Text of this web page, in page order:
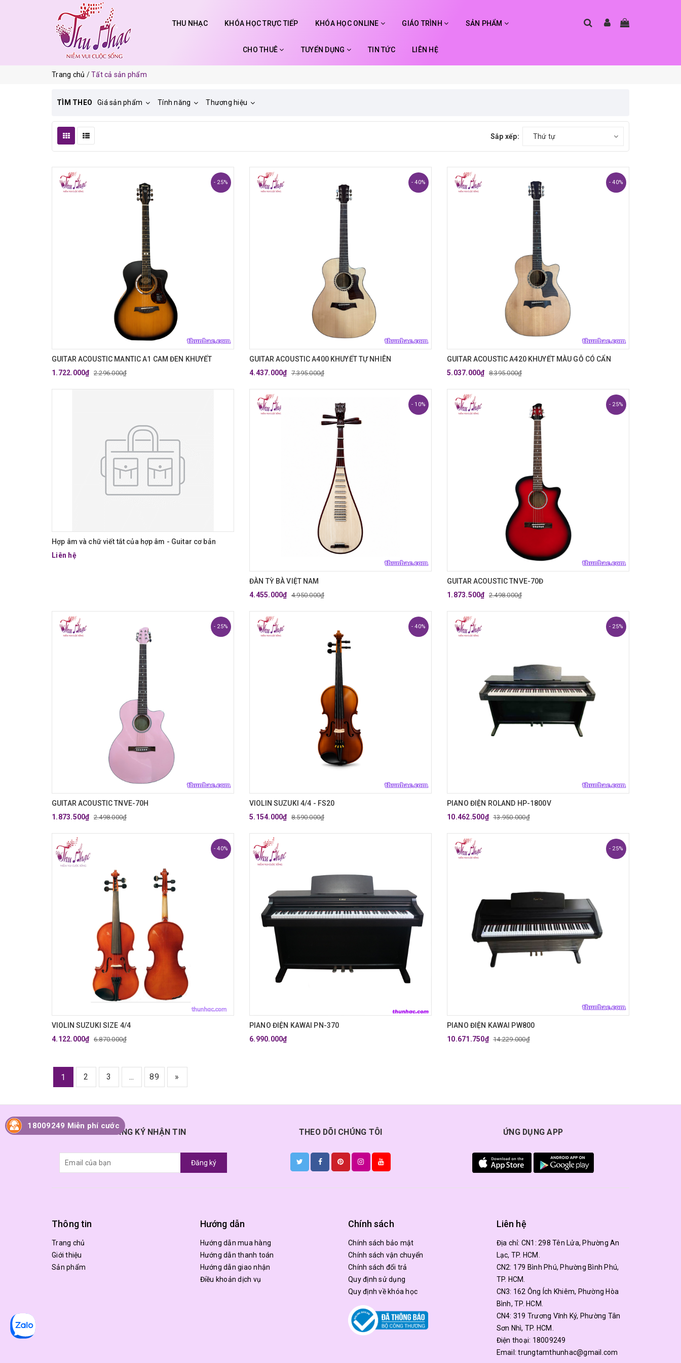
THU NHẠC KHÓA HỌC TRỰC TIẾP KHÓA HỌC ONLINE GIÁO TRÌNH SẢN PHẨM
CHO THUÊ TUYỂN DỤNG TIN TỨC LIÊN HỆ
Trang chủ Tất cả sản phẩm
TÌM THEO Giá sản phẩm Tính năng Thương hiệu
Sắp xếp: Thứ tự
- 25%
GUITAR ACOUSTIC MANTIC A1 CAM ĐEN KHUYẾT
1.722.000₫ 2.296.000₫
- 40%
GUITAR ACOUSTIC A400 KHUYẾT TỰ NHIÊN
4.437.000₫ 7.395.000₫
- 40%
GUITAR ACOUSTIC A420 KHUYẾT MÀU GỖ CÓ CẨN
5.037.000₫ 8.395.000₫
Hợp âm và chữ viết tắt của hợp âm - Guitar cơ bản
Liên hệ
- 10%
ĐÀN TỲ BÀ VIỆT NAM
4.455.000₫ 4.950.000₫
- 25%
GUITAR ACOUSTIC TNVE-70Đ
1.873.500₫ 2.498.000₫
- 25%
GUITAR ACOUSTIC TNVE-70H
1.873.500₫ 2.498.000₫
- 40%
VIOLIN SUZUKI 4/4 - FS20
5.154.000₫ 8.590.000₫
- 25%
PIANO ĐIỆN ROLAND HP-1800V
10.462.500₫ 13.950.000₫
- 40%
VIOLIN SUZUKI SIZE 4/4
4.122.000₫ 6.870.000₫
PIANO ĐIỆN KAWAI PN-370
6.990.000₫
- 25%
PIANO ĐIỆN KAWAI PW800
10.671.750₫ 14.229.000₫
1 2 3 ... 89 »
ĐĂNG KÝ NHẬN TIN
Đăng ký
THEO DÕI CHÚNG TÔI ỨNG DỤNG APP
Thông tin
Trang chủ
Giới thiệu
Sản phẩm
Hướng dẫn
Hướng dẫn mua hàng
Hướng dẫn thanh toán
Hướng dẫn giao nhận
Điều khoản dịch vụ
Chính sách
Chính sách bảo mật
Chính sách vận chuyển
Chính sách đổi trả
Quy định sử dụng
Quy định về khóa học
Liên hệ
Địa chỉ: CN1: 298 Tên Lửa, Phường An
Lạc, TP. HCM.
CN2: 179 Bình Phú, Phường Bình Phú,
TP. HCM.
CN3: 162 Ông Ích Khiêm, Phường Hòa
Bình, TP. HCM.
CN4: 319 Trương Vĩnh Ký, Phường Tân
Sơn Nhì, TP. HCM.
Điện thoại: 18009249
Email:trungtamthunhac@gmail.com
18009249 Miễn phí cước